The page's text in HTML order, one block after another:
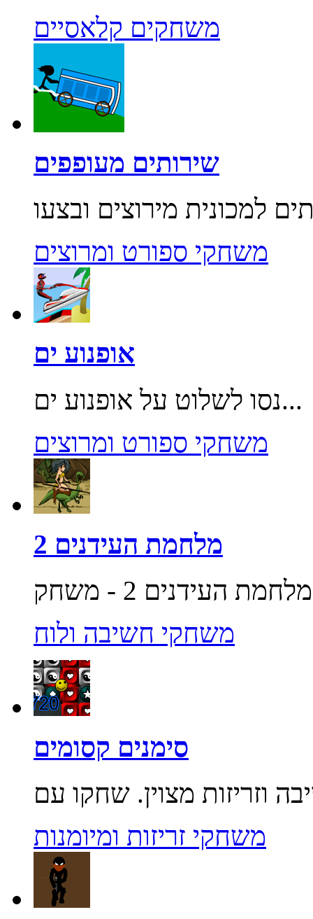
משחקים קלאסיים
שירותים מעופפים
משחקי ספורט ומרוצים
אופנוע ים
נסו לשלוט על אופנוע ים...
משחקי ספורט ומרוצים
מלחמת העידנים 2
משחקי חשיבה ולוח
סימנים קסומים
משחקי זריזות ומיומנות